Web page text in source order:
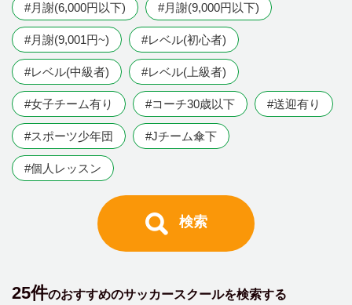
#月謝(6,000円以下) #月謝(9,000円以下)
#月謝(9,001円~) #レベル(初心者)
#レベル(中級者) #レベル(上級者)
#女子チーム有り #コーチ30歳以下 #送迎有り
#スポーツ少年団 #Jチーム傘下
#個人レッスン
検索
25件のおすすめのサッカースクールを検索する